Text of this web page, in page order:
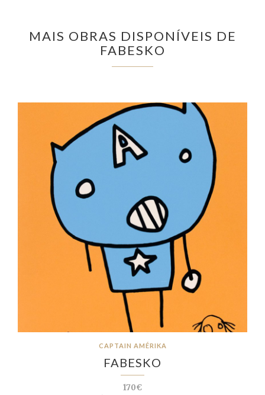
MAIS OBRAS DISPONÍVEIS DE
FABESKO
CAPTAIN AMÉRIKA
FABESKO
170€